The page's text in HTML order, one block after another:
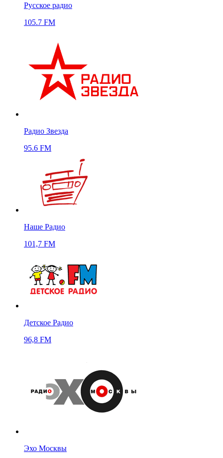
Русское радио
105.7 FM
Радио Звезда
95.6 FM
Наше Радио
101,7 FM
Детское Радио
96,8 FM
Эхо Москвы